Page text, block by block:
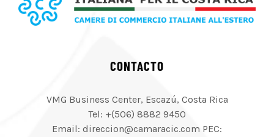
CONTACTO
VMG Business Center, Escazú, Costa Rica
Tel: +(506) 8882 9450
Email: direccion@camaracic.com PEC: